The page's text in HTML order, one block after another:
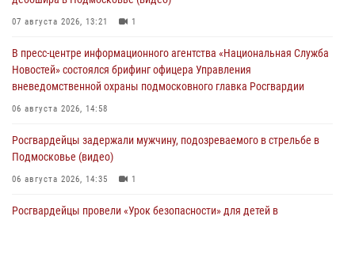
07 августа 2026, 13:21 1
В пресс-центре информационного агентства «Национальная Служба
Новостей» состоялся брифинг офицера Управления
вневедомственной охраны подмосковного главка Росгвардии
06 августа 2026, 14:58
Росгвардейцы задержали мужчину, подозреваемого в стрельбе в
Подмосковье (видео)
06 августа 2026, 14:35 1
Росгвардейцы провели «Урок безопасности» для детей в